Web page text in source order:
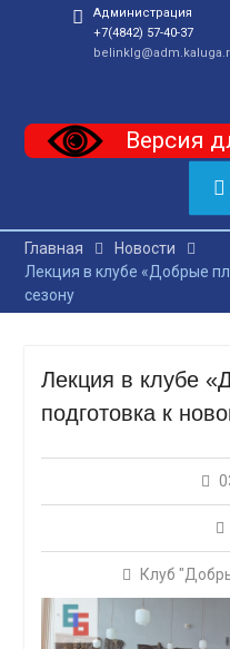
Администрация
+7(4842) 57-40-37
Версия
Главная
Новости
Лекция в клубе «Добрые
сезону
Лекция в клубе
подготовка к
Клуб